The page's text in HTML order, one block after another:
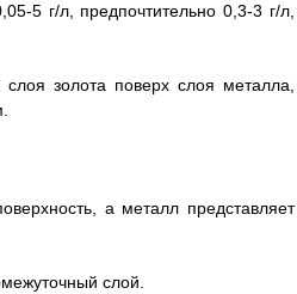
5 г/л, предпочтительно 0,3-3 г/л,
золота поверх слоя металла,
а металл представляет
слой.